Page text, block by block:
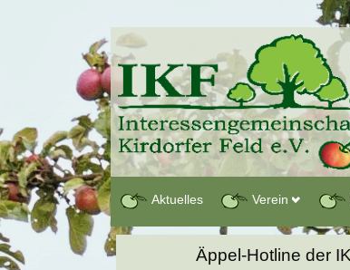
Aktuelles Verein
Äppel-Hotline der